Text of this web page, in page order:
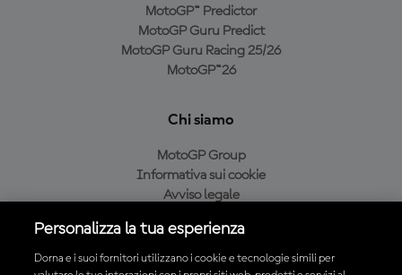
MotoGP™ Predictor
MotoGP Guru Predict
MotoGP Guru Racing 25/26
MotoGP™26
Chi siamo
MotoGP Group
Informativa sui cookie
Avviso legale
Condizioni di acquisto
Personalizza la tua esperienza
Dorna e i suoi fornitori utilizzano i cookie e tecnologie simili per